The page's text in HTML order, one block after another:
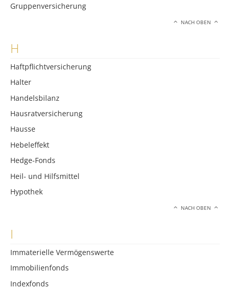
Gruppenversicherung
NACH OBEN
H
Haftpflichtversicherung
Halter
Handelsbilanz
Hausratversicherung
Hausse
Hebeleffekt
Hedge-Fonds
Heil- und Hilfsmittel
Hypothek
NACH OBEN
I
Immaterielle Vermögenswerte
Immobilienfonds
Indexfonds